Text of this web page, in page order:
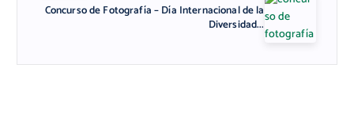
Concurso de Fotografía – Día Internacional de la
Diversidad...